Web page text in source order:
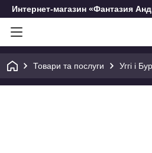
Интернет-магазин «Фантазия
Товари та послуги Уггі і